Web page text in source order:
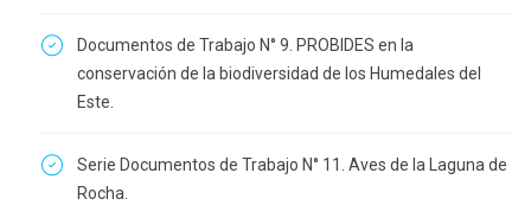
Documentos de Trabajo N° 9. PROBIDES en la
conservación de la biodiversidad de los Humedales del
Este.
Serie Documentos de Trabajo N° 11. Aves de la Laguna de
Rocha.